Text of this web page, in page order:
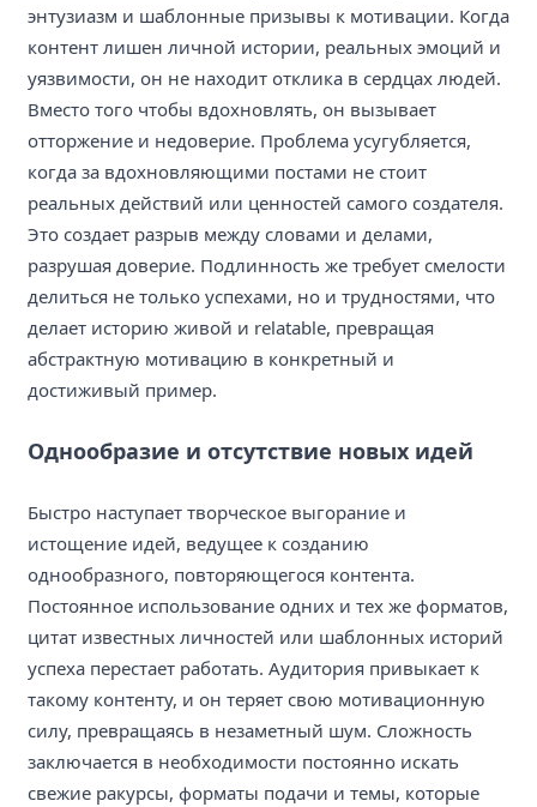
энтузиазм и шаблонные призывы к мотивации. Когда
контент лишен личной истории, реальных эмоций и
уязвимости, он не находит отклика в сердцах людей.
Вместо того чтобы вдохновлять, он вызывает
отторжение и недоверие. Проблема усугубляется,
когда за вдохновляющими постами не стоит
реальных действий или ценностей самого создателя.
Это создает разрыв между словами и делами,
разрушая доверие. Подлинность же требует смелости
делиться не только успехами, но и трудностями, что
делает историю живой и relatable, превращая
абстрактную мотивацию в конкретный и
достиживый пример.
Однообразие и отсутствие новых идей
Быстро наступает творческое выгорание и
истощение идей, ведущее к созданию
однообразного, повторяющегося контента.
Постоянное использование одних и тех же форматов,
цитат известных личностей или шаблонных историй
успеха перестает работать. Аудитория привыкает к
такому контенту, и он теряет свою мотивационную
силу, превращаясь в незаметный шум. Сложность
заключается в необходимости постоянно искать
свежие ракурсы, форматы подачи и темы, которые